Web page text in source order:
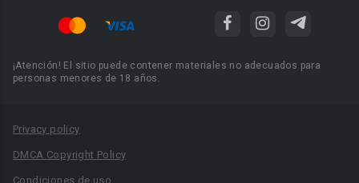
¡Atención! El sitio puede contener materiales no adecuados para
personas menores de 18 años.
Privacy policy
DMCA Copyright Policy
Condiciones de uso